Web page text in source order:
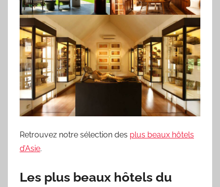
Retrouvez notre sélection des plus beaux hôtels
d’Asie.
Les plus beaux hôtels du